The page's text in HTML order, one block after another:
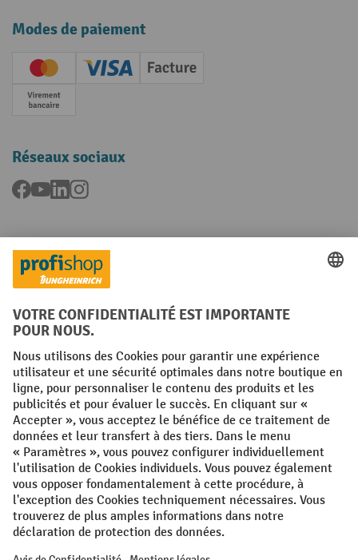
Modes de paiement
Creditcard (Master)Creditcard (Visa)
Facture
Paiement anticipé
Réseaux sociaux
Facebook
YouTubeLinkedInInstagram
Langues
FR NL
Conditions générales Mentions légales
Protection des Données Politique de cookies
All prices excl. VAT plusshipping costsand possible delivery charges,
if not stated otherwise.
¹ La remise est valable jusqu'à épuisement des stocks. La remise ne
s'applique pas aux prix spéciaux. Il n'est pas possible de le combiner
avec d'autres réductions en pourcentage ou bons de réduction. | ² La
réduction sera accordée une seule fois lors de la première inscription
à la newsletter. Le code de réduction est valable pendant 10 jours et